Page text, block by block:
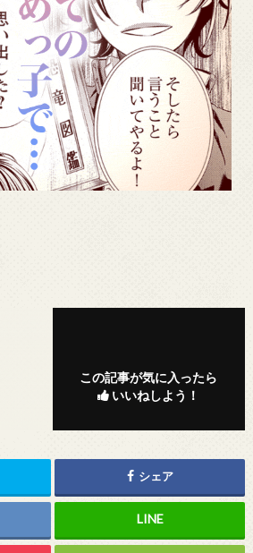
この記事が気に入ったら
いいねしよう！
シェア